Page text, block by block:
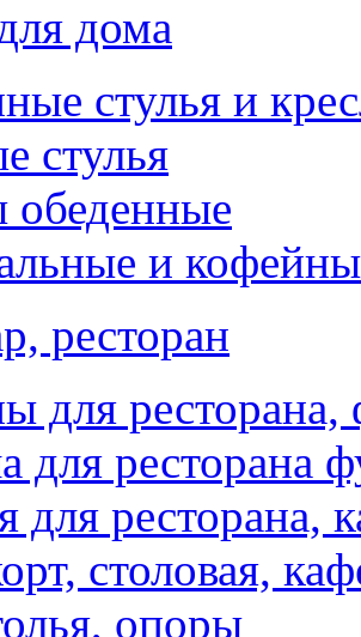
дома
стулья и
стулья
обеденные
и
ресторан
для ресторана,
для ресторана
для ресторана,
столовая,
опоры